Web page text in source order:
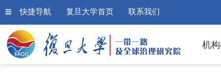
快捷导航 复旦大学首页 联系我们
机